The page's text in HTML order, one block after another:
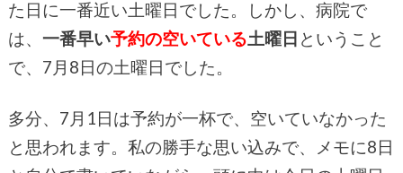
た日に一番近い土曜日でした。しかし、病院で
は、 一番早い予約の空いている土曜日 ということ
で、7月8日の土曜日でした。
多分、7月1日は予約が一杯で、空いていなかった
と思われます。私の勝手な思い込みで、メモに8日